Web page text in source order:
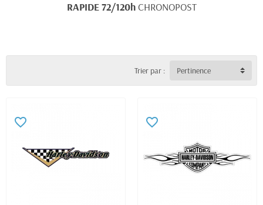
RAPIDE 72/120hCHRONOPOST
Trier par : Pertinence
favorite_border favorite_border